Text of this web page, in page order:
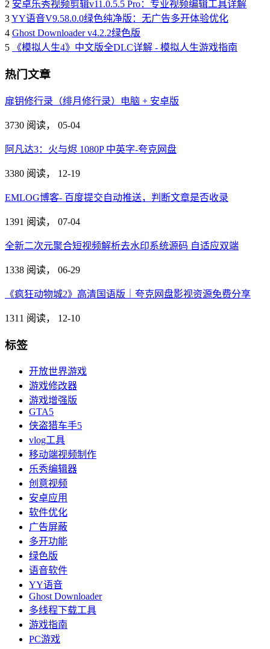
2 安卓乐秀视频剪辑v11.0.5.5 Pro：专业视频编辑工具详解
3YY语音V9.58.0.0绿色纯净版：无广告多开体验优化
4 Ghost Downloader v4.2.2绿色版
5
《模拟人生4》中文版全DLC详解 - 模拟人生游戏指南
热门文章
扉钥修行录（绯月修行录）电脑 + 安卓版
3730 阅读， 05-04
阿凡达3：火与烬 1080P 中英字-夸克网盘
3380 阅读， 12-19
EMLOG博客- 百度提交自动推送，判断文章是否收录
1391 阅读， 07-04
全新二次元聚合短视频解析去水印系统源码 自适应双端
1338 阅读， 06-29
《疯狂动物城2》高清国语版｜夸克网盘影视资源免费分享
1311 阅读， 12-10
标签
开放世界游戏
游戏修改器
游戏增强版
GTA5
侠盗猎车手5
vlog工具
移动端视频制作
乐秀编辑器
创意视频
安卓应用
软件优化
广告屏蔽
多开功能
绿色版
语音软件
YY语音
Ghost Downloader
多线程下载工具
游戏指南
PC游戏